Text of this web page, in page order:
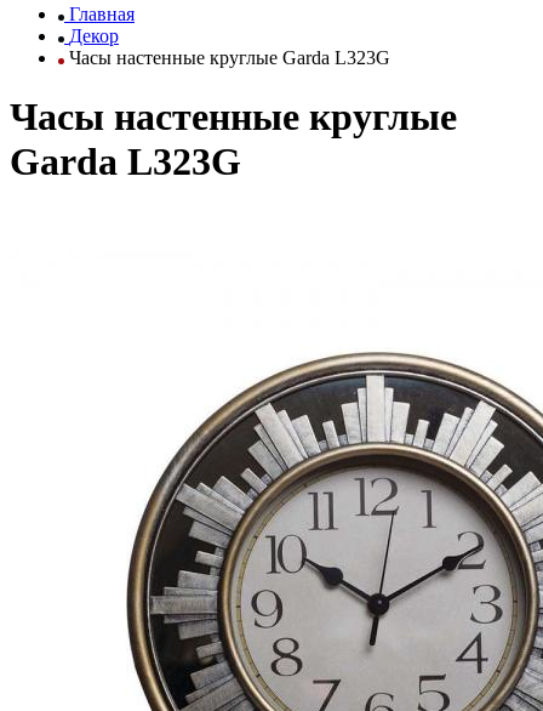
Главная
Декор
Часы настенные круглые Garda L323G
Часы настенные круглые
Garda L323G